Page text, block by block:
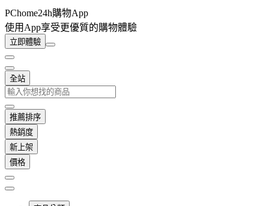
PChome24h購物App
使用App享受更優質的購物體驗
立即體驗
全站
推薦排序
熱銷度
新上架
價格